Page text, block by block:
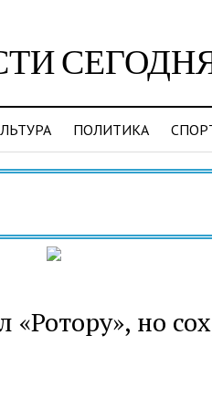
ПОЛИТИКА
«Ротору», но